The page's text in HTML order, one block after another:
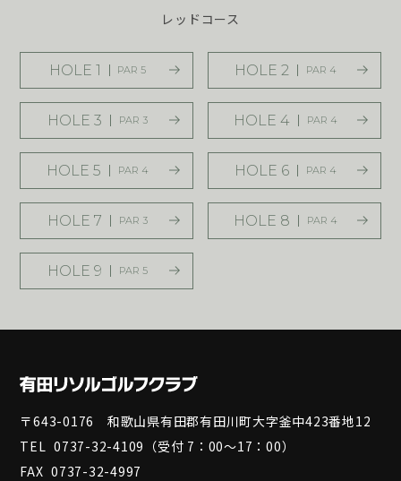
レッドコース
HOLE 1 PAR 5 HOLE 2 PAR 4
HOLE 3 PAR 3 HOLE 4 PAR 4
HOLE 5 PAR 4 HOLE 6 PAR 4
HOLE 7 PAR 3 HOLE 8 PAR 4
HOLE 9 PAR 5
〒643-0176 和歌山県有田郡有田川町大字釜中423番地12
TEL 0737-32-4109 （受付 7：00～17：00）
FAX 0737-32-4997